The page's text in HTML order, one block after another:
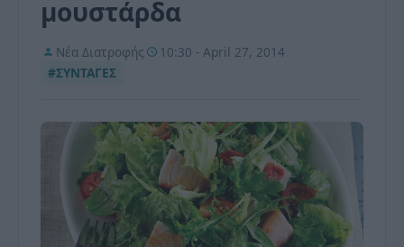
μουστάρδα
Νέα Διατροφής
10:30 - April 27, 2014
#ΣΥΝΤΑΓΕΣ